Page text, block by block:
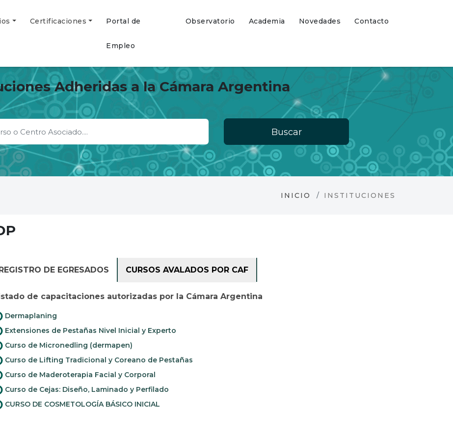
Certificaciones Portal de
Empleo
Observatorio Academia Novedades Contacto
Adheridas a la Cámara Argentina
Buscar
INICIO INSTITUCIONES
DE EGRESADOS CURSOS AVALADOS POR CAF
de capacitaciones autorizadas por la Cámara Argentina
Dermaplaning
Extensiones de Pestañas Nivel Inicial y Experto
Curso de Micronedling (dermapen)
Curso de Lifting Tradicional y Coreano de Pestañas
Curso de Maderoterapia Facial y Corporal
Curso de Cejas: Diseño, Laminado y Perfilado
CURSO DE COSMETOLOGÍA BÁSICO INICIAL